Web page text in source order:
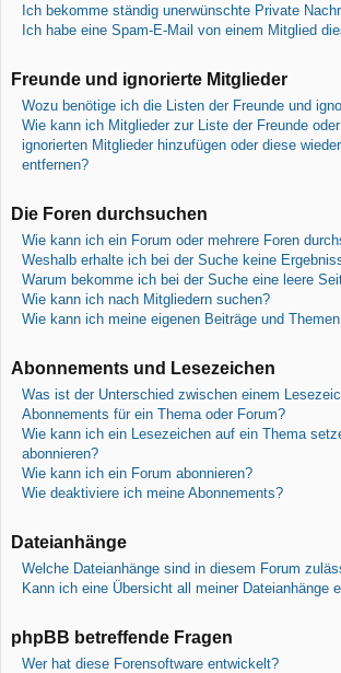
Ich bekomme ständig unerwünschte Private
Ich habe eine Spam-E-Mail von einem Mitglied
Freunde und ignorierte Mitglieder
Wozu benötige ich die Listen der Freunde und
Wie kann ich Mitglieder zur Liste der Freunde
ignorierten Mitglieder hinzufügen oder diese
entfernen?
Die Foren durchsuchen
Wie kann ich ein Forum oder mehrere Foren
Weshalb erhalte ich bei der Suche keine
Warum bekomme ich bei der Suche eine leere
Wie kann ich nach Mitgliedern suchen?
Wie kann ich meine eigenen Beiträge und
Abonnements und Lesezeichen
Was ist der Unterschied zwischen einem
Abonnements für ein Thema oder Forum?
Wie kann ich ein Lesezeichen auf ein Thema
abonnieren?
Wie kann ich ein Forum abonnieren?
Wie deaktiviere ich meine Abonnements?
Dateianhänge
Welche Dateianhänge sind in diesem Forum
Kann ich eine Übersicht all meiner Dateianhänge
phpBB betreffende Fragen
Wer hat diese Forensoftware entwickelt?